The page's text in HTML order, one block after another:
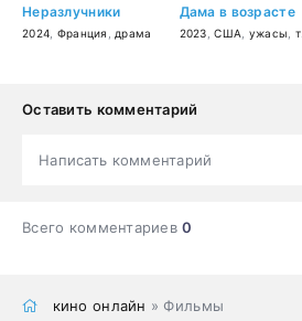
Неразлучники
2024 Франция драма
Дама в возрасте
2023 ,США ужасы триллер
Оставить комментарий
Написать комментарий
Всего комментариев0
кино онлайн » Фильмы